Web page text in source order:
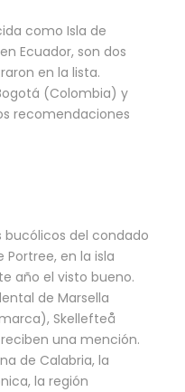
como Isla de
Ecuador, son dos
en la lista.
(Colombia) y
recomendaciones
bucólicos del condado
Portree, en la isla
año el visto bueno.
de Marsella
Skellefteå
una mención.
de Calabria, la
la región